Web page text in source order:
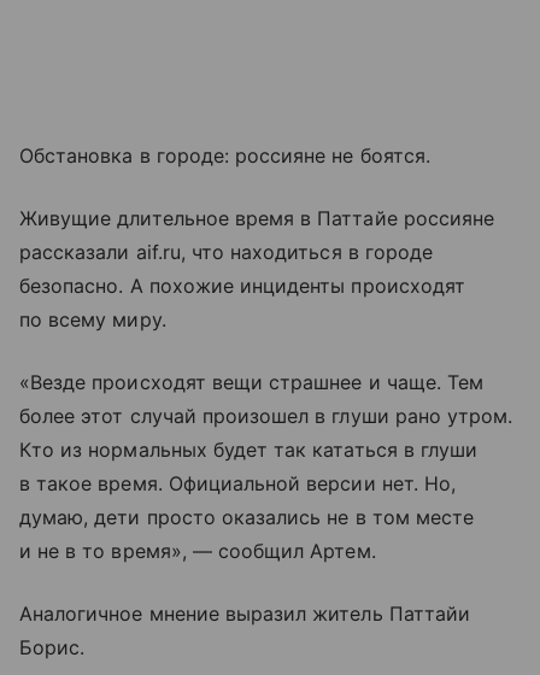
Обстановка в городе: россияне не боятся.
Живущие длительное время в Паттайе россияне
рассказали aif.ru, что находиться в городе
безопасно. А похожие инциденты происходят
по всему миру.
«Везде происходят вещи страшнее и чаще. Тем
более этот случай произошел в глуши рано утром.
Кто из нормальных будет так кататься в глуши
в такое время. Официальной версии нет. Но,
думаю, дети просто оказались не в том месте
и не в то время», — сообщил Артем.
Аналогичное мнение выразил житель Паттайи
Борис.